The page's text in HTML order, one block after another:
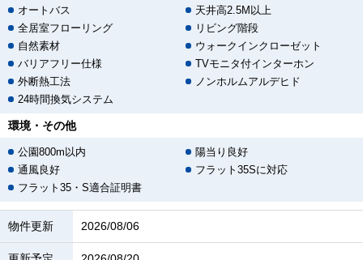
オートバス
天井高2.5M以上
全居室フローリング
リビング階段
自然素材
ウォークインクローゼット
バリアフリー仕様
TVモニタ付インターホン
外断熱工法
ノンホルムアルデヒド
24時間換気システム
環境・その他
公園800m以内
陽当り良好
通風良好
フラット35Sに対応
フラット35・S適合証明書
物件更新 2026/08/06